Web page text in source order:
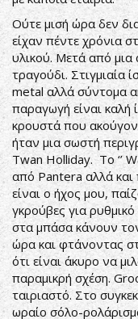
Ούτε μισή ώρα δεν
είχαν πέντε χρόνια
υλικού. Μετά από μια
τραγούδι. Στιγμιαία
metal αλλά σύντομα
παραγωγή είναι καλή
κρουστά που
ήταν μια σωστή
Twan Holliday. Το ‘’
από Pantera αλλά και
είναι ο ήχος μου,
γκρούβες για
στα μπάσα κάνουν
ώρα και φτάνοντας
ότι είναι άκυρο να
παραμικρή σχέση.
ταιριαστό. Στο
ωραίο σόλο-